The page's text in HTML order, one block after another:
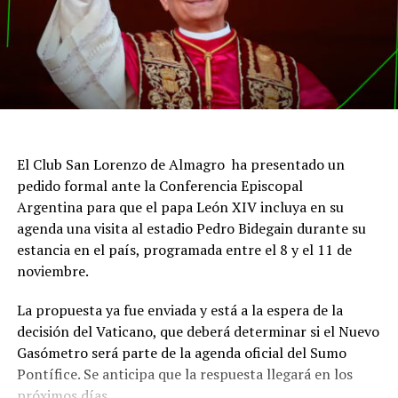
El Club San Lorenzo de Almagro ha presentado un
pedido formal ante la Conferencia Episcopal
Argentina para que el papa León XIV incluya en su
agenda una visita al estadio Pedro Bidegain durante su
estancia en el país, programada entre el 8 y el 11 de
noviembre.
La propuesta ya fue enviada y está a la espera de la
decisión del Vaticano, que deberá determinar si el Nuevo
Gasómetro será parte de la agenda oficial del Sumo
Pontífice. Se anticipa que la respuesta llegará en los